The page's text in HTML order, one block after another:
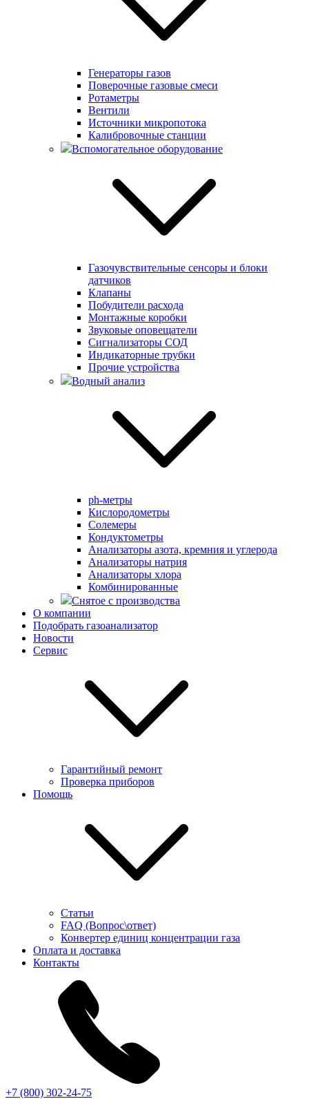
Генераторы газов
Поверочные газовые смеси
Ротаметры
Вентили
Источники микропотока
Калибровочные станции
Вспомогательное оборудование
Газочувствительные сенсоры и блоки
датчиков
Клапаны
Побудители расхода
Монтажные коробки
Звуковые оповещатели
Сигнализаторы СОД
Индикаторные трубки
Прочие устройства
Водный анализ
ph-метры
Кислородометры
Солемеры
Кондуктометры
Анализаторы азота, кремния и углерода
Анализаторы натрия
Анализаторы хлора
Комбинированные
Снятое с производства
О компании
Подобрать газоанализатор
Новости
Сервис
Гарантийный ремонт
Проверка приборов
Помощь
Статьи
FAQ (Вопрос\ответ)
Конвертер единиц концентрации газа
Оплата и доставка
Контакты
+7 (800) 302-24-75